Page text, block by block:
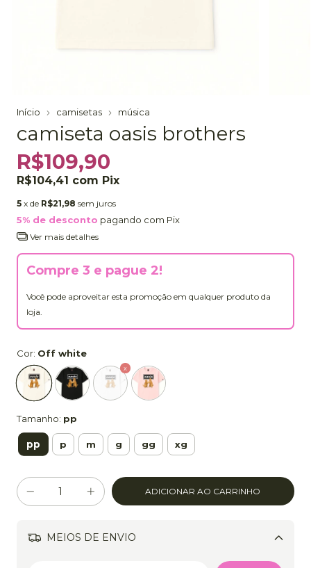
Início camisetas música
camiseta oasis brothers
R$109,90
R$104,41 com Pix
5 x de R$21,98 sem juros
5% de desconto pagando com Pix
Ver mais detalhes
Compre 3 e pague 2!
Você pode aproveitar esta promoção em qualquer produto da
loja.
Cor: Off white
Tamanho: pp
pp p m g gg xg
MEIOS DE ENVIO
Alterar CEP